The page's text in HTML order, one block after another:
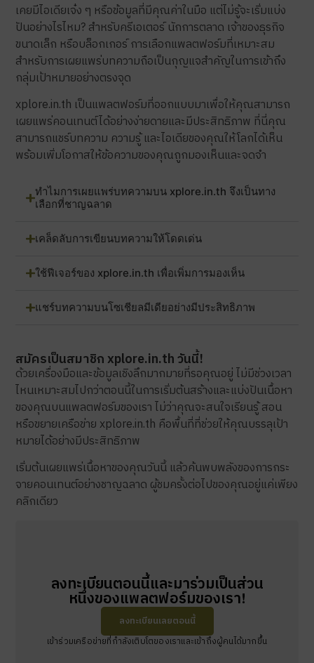
เคยมีไอเดียเจ๋ง ๆ หรือข้อมูลที่มีคุณค่าในมือ แต่ไม่รู้จะเริ่มแบ่ง
ปันอย่างไรไหม? สำหรับครีเอเตอร์ นักการตลาด เจ้าของธุรกิจ
ขนาดเล็ก หรือบล็อกเกอร์ การเลือกแพลตฟอร์มที่เหมาะสม
สำหรับการเผยแพร่บทความถือเป็นกุญแจสำคัญในการเข้าถึง
กลุ่มเป้าหมายอย่างตรงจุด
xplore.in.th เป็นแพลตฟอร์มที่ออกแบบมาเพื่อให้คุณสามารถ
เผยแพร่คอนเทนต์ได้อย่างง่ายดายและมีประสิทธิภาพ ที่นี่คุณ
สามารถแชร์บทความ ความรู้ และไอเดียของคุณให้โลกได้เห็น
พร้อมเพิ่มโอกาสให้ข้อความของคุณถูกมองเห็นและจดจำ
ทำไมการเผยแพร่บทความบน xplore.in.th จึงเป็นทาง
เลือกที่ชาญฉลาด
เคล็ดลับการเขียนบทความให้โดดเด่น
ใช้ฟีเจอร์ของ xplore.in.th เพื่อเพิ่มการมองเห็น
แชร์บทความบนโซเชียลมีเดียอย่างมีประสิทธิภาพ
สมัครเป็นสมาชิก xplore.in.th วันนี้!
ด้วยเครื่องมือและข้อมูลเชิงลึกมากมายที่รอคุณอยู่ ไม่มีช่วงเวลา
ไหนเหมาะสมไปกว่าตอนนี้ในการเริ่มต้นสร้างและแบ่งปันเนื้อหา
ของคุณบนแพลตฟอร์มของเรา ไม่ว่าคุณจะสนใจเรียนรู้ สอน
หรือขยายเครือข่าย xplore.in.th คือพื้นที่ที่ช่วยให้คุณบรรลุเป้า
หมายได้อย่างมีประสิทธิภาพ
เริ่มต้นเผยแพร่เนื้อหาของคุณวันนี้ แล้วค้นพบพลังของการกระ
จายคอนเทนต์อย่างชาญฉลาด ผู้ชมครั้งต่อไปของคุณอยู่แค่เพียง
คลิกเดียว
ลงทะเบียนตอนนี้และมาร่วมเป็นส่วน
หนึ่งของแพลตฟอร์มของเรา!
ลงทะเบียนเลยตอนนี้
เข้าร่วมเครือข่ายที่กำลังเติบโตของเราและเข้าถึงผู้คนได้มากขึ้น